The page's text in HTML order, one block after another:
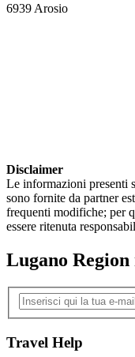
6939 Arosio
Disclaimer
Le informazioni presenti
sono fornite da partner
frequenti modifiche; per
essere ritenuta
Lugano
Travel Help